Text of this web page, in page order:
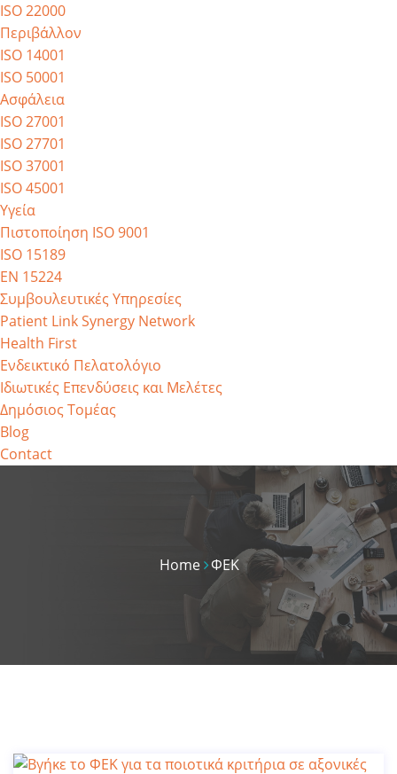
ISO 22000
Περιβάλλον
ISO 14001
ISO 50001
Ασφάλεια
ISO 27001
ISO 27701
ISO 37001
ISO 45001
Υγεία
Πιστοποίηση ISO 9001
ISO 15189
EN 15224
Συμβουλευτικές Υπηρεσίες
Patient Link Synergy Network
Health First
Ενδεικτικό Πελατολόγιο
Ιδιωτικές Επενδύσεις και Μελέτες
Δημόσιος Τομέας
Blog
Contact
Home ΦΕΚ